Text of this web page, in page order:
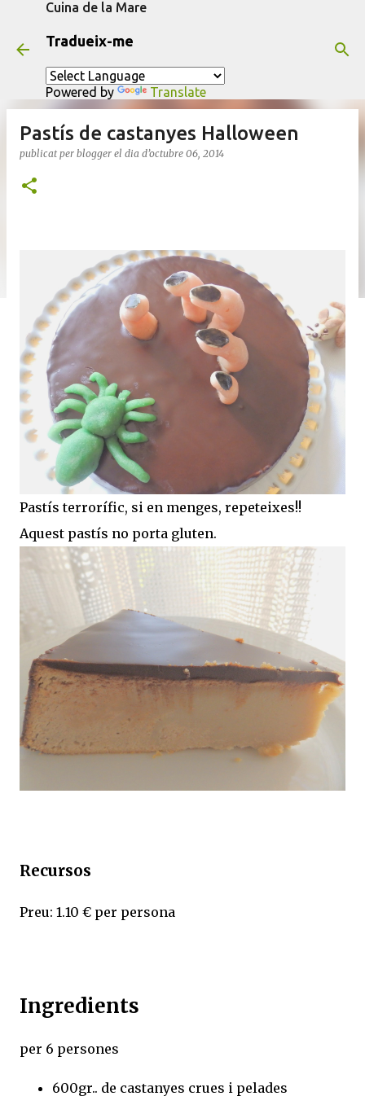
Cuina de la Mare
Tradueix-me
Powered by Translate
Pastís de castanyes Halloween
publicat per blogger el dia d’octubre 06, 2014
Pastís terrorífic, si en menges, repeteixes!!
Aquest pastís no porta gluten.
Recursos
Preu: 1.10 € per persona
Ingredients
per 6 persones
600gr.. de castanyes crues i pelades